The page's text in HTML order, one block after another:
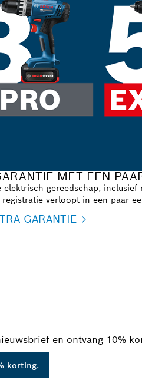
MET EEN
elektrisch gereedschap,
registratie verloopt in een paar
GARANTIE
en ontvang 10%
korting.